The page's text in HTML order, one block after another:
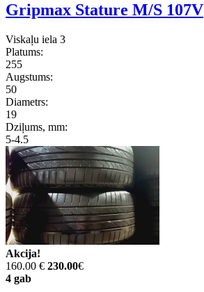
Gripmax Stature M/S 107V
Viskaļu iela 3
Platums:
255
Augstums:
50
Diametrs:
19
Dziļums, mm:
5-4.5
Akcija!
160.00 € 230.00€
4 gab